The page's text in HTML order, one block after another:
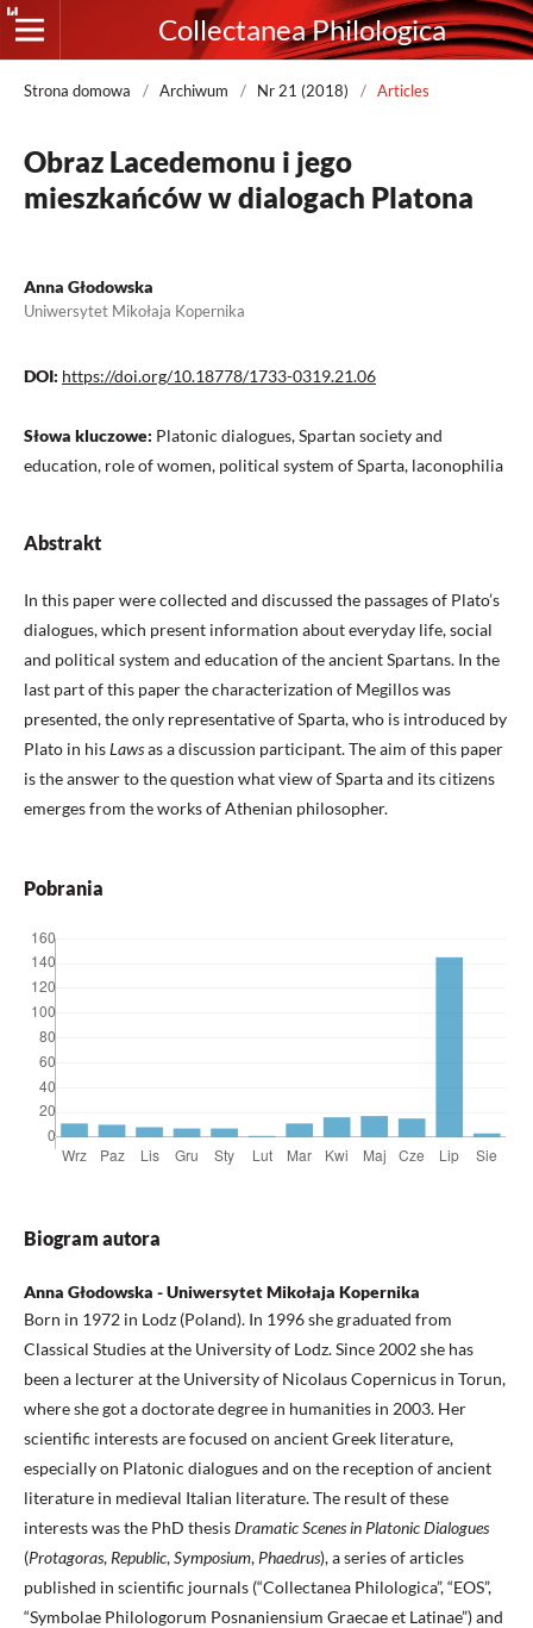
Collectanea Philologica
Strona domowa / Archiwum / Nr 21 (2018) / Articles
Obraz Lacedemonu i jego
mieszkańców w dialogach Platona
Anna Głodowska
Uniwersytet Mikołaja Kopernika
DOI: https://doi.org/10.18778/1733-0319.21.06
Słowa kluczowe: Platonic dialogues, Spartan society and
education, role of women, political system of Sparta, laconophilia
Abstrakt
In this paper were collected and discussed the passages of Plato’s
dialogues, which present information about everyday life, social
and political system and education of the ancient Spartans. In the
last part of this paper the characterization of Megillos was
presented, the only representative of Sparta, who is introduced by
Plato in hisLawsas a discussion participant. The aim of this paper
is the answer to the question what view of Sparta and its citizens
emerges from the works of Athenian philosopher.
Pobrania
Biogram autora
Anna Głodowska - Uniwersytet Mikołaja Kopernika
Born in 1972 in Lodz (Poland). In 1996 she graduated from
Classical Studies at the University of Lodz. Since 2002 she has
been a lecturer at the University of Nicolaus Copernicus in Torun,
where she got a doctorate degree in humanities in 2003. Her
scientific interests are focused on ancient Greek literature,
especially on Platonic dialogues and on the reception of ancient
literature in medieval Italian literature. The result of these
interests was the PhD thesisDramatic Scenes in Platonic Dialogues
(Protagoras, Republic,Symposium, Phaedrus), a series of articles
published in scientific journals (“Collectanea Phil­ologica”, “EOS”,
“Symbolae Philologorum Posnaniensium Graecae et Latinae”) and